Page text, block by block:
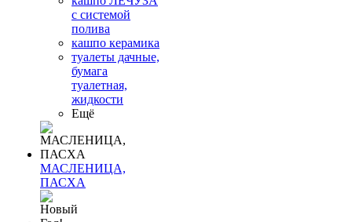
с системой
полива
кашпо керамика
туалеты дачные,
бумага
туалетная,
жидкости
Ещё
МАСЛЕНИЦА,
ПАСХА